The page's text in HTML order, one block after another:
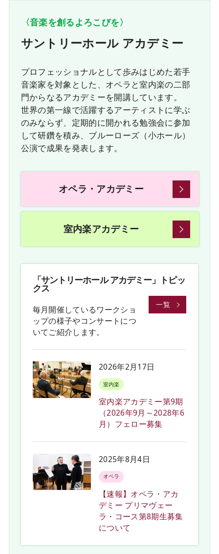
〈音楽を創るよろこびを〉
サントリーホール アカデミー
オペラ・アカデミー
室内楽アカデミー
プロフェッショナルとして歩みはじめた若手
音楽家を対象とした、オペラと室内楽の二部
門からなるアカデミーを開講しています。
世界の第一線で活躍するアーティストに学ぶ
のみならず、定期的に開かれる勉強会に参加
して研鑽を積み、ブルーローズ（小ホール）
公演で成果を発表します。
「サントリーホール アカデミー」トピッ
クス
毎月開催しているワークショ
ップの様子やコンサートにつ
いてご紹介します。
一覧
2026年2月17日
室内楽
室内楽アカデミー第9期
（2026年9月～2028年6
月）フェロー募集
2025年8月4日
オペラ
【速報】オペラ・アカ
デミー プリマヴェー
ラ・コース第8期生募集
について